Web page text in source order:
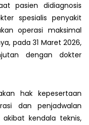
pasien didiagnosis
spesialis penyakit
operasi maksimal
pada 31 Maret 2026,
dengan dokter
hak kepesertaan
dan penjadwalan
kendala teknis,